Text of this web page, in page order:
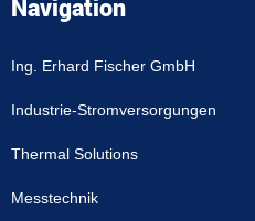
Navigation
Ing. Erhard Fischer GmbH
Industrie-Stromversorgungen
Thermal Solutions
Messtechnik